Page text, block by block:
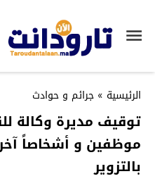
الرئيسية » جرائم و حوادث
توقيف مديرة وكالة
موظفين و أشخاصاً
بالتزوير